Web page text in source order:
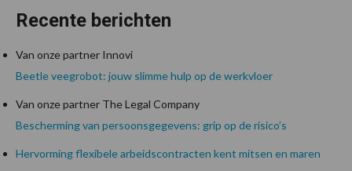
Recente berichten
Van onze partner Innovi
Beetle veegrobot: jouw slimme hulp op de werkvloer
Van onze partner The Legal Company
Bescherming van persoonsgegevens: grip op de risico’s
Hervorming flexibele arbeidscontracten kent mitsen en maren